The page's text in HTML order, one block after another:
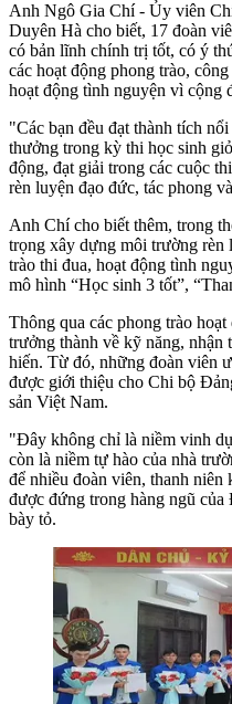
Anh Ngô Gia Chí - Ủy viên
Duyên Hà cho biết, 17 đoàn
có bản lĩnh chính trị tốt, có ý
các hoạt động phong trào,
hoạt động tình nguyện vì cộng
"Các bạn đều đạt thành tích
thưởng trong kỳ thi học sinh
động, đạt giải trong các cuộc
rèn luyện đạo đức, tác phong
Anh Chí cho biết thêm, trong
trọng xây dựng môi trường rèn
trào thi đua, hoạt động tình
mô hình “Học sinh 3 tốt”,
Thông qua các phong trào
trưởng thành về kỹ năng, nhận
hiến. Từ đó, những đoàn viên
được giới thiệu cho Chi bộ
sản Việt Nam.
"Đây không chỉ là niềm vinh
còn là niềm tự hào của nhà
để nhiều đoàn viên, thanh niên
được đứng trong hàng ngũ
bày tỏ.